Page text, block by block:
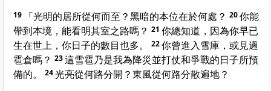
19 「光明的居所從何而至？黑暗的本位在於何處？ 20你能
帶到本境，能看明其室之路嗎？ 21 你總知道，因為你早已
生在世上，你日子的數目也多。
22你曾進入雪庫，或見過
雹倉嗎？ 23這雪雹乃是我為降災並打仗和爭戰的日子所預
備的。
24光亮從何路分開？東風從何路分散遍地？